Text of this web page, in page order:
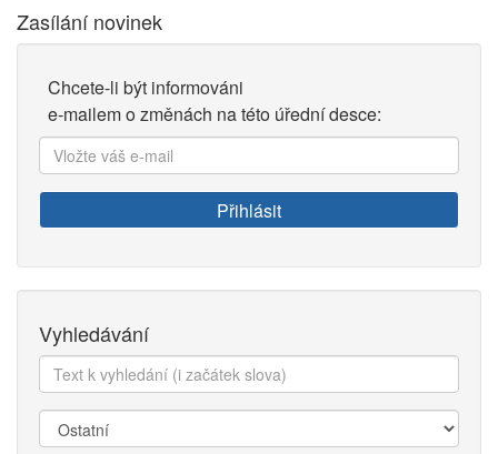
Zasílání novinek
Chcete-li být informováni
e-mailem o změnách na této úřední desce:
Vložte
váš
e-
mail:
Přihlásit
Vyhledávání
Text
k
vyhledání:
Kategorie: